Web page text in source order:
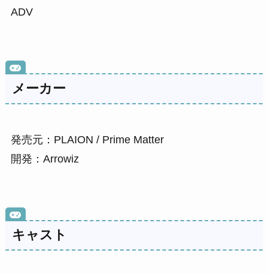
ADV
メーカー
発売元：PLAION / Prime Matter
開発：Arrowiz
キャスト